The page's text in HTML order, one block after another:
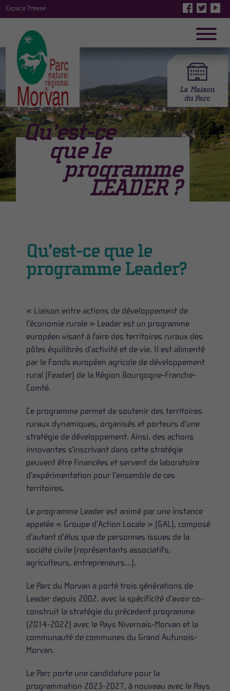
Espace Presse
Qu’est-ce
que le
programme
LEADER ?
Qu’est-ce que le
programme Leader?
« Liaison entre actions de développement de
l’économie rurale » Leader est un programme
européen visant à faire des territoires ruraux des
pôles équilibrés d’activité et de vie. Il est alimenté
par le Fonds européen agricole de développement
rural (Feader) de la Région Bourgogne-Franche-
Comté.
Ce programme permet de soutenir des territoires
ruraux dynamiques, organisés et porteurs d’une
stratégie de développement. Ainsi, des actions
innovantes s’inscrivant dans cette stratégie
peuvent être financées et servent de laboratoire
d’expérimentation pour l’ensemble de ces
territoires.
Le programme Leader est animé par une instance
appelée « Groupe d’Action Locale » (GAL), composé
d’autant d’élus que de personnes issues de la
société civile (représentants associatifs,
agriculteurs, entrepreneurs…).
Le Parc du Morvan a porté trois générations de
Leader depuis 2002, avec la spécificité d’avoir co-
construit la stratégie du précedent programme
(2014-2022) avec le Pays Nivernais-Morvan et la
communauté de communes du Grand Autunois-
Morvan.
Le Parc porte une candidature pour la
programmation 2023-2027, à nouveau avec le Pays